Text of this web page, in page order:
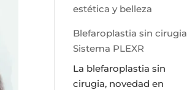
estética y belleza
Blefaroplastia sin cirugia
Sistema PLEXR
La blefaroplastia sin
cirugia, novedad en